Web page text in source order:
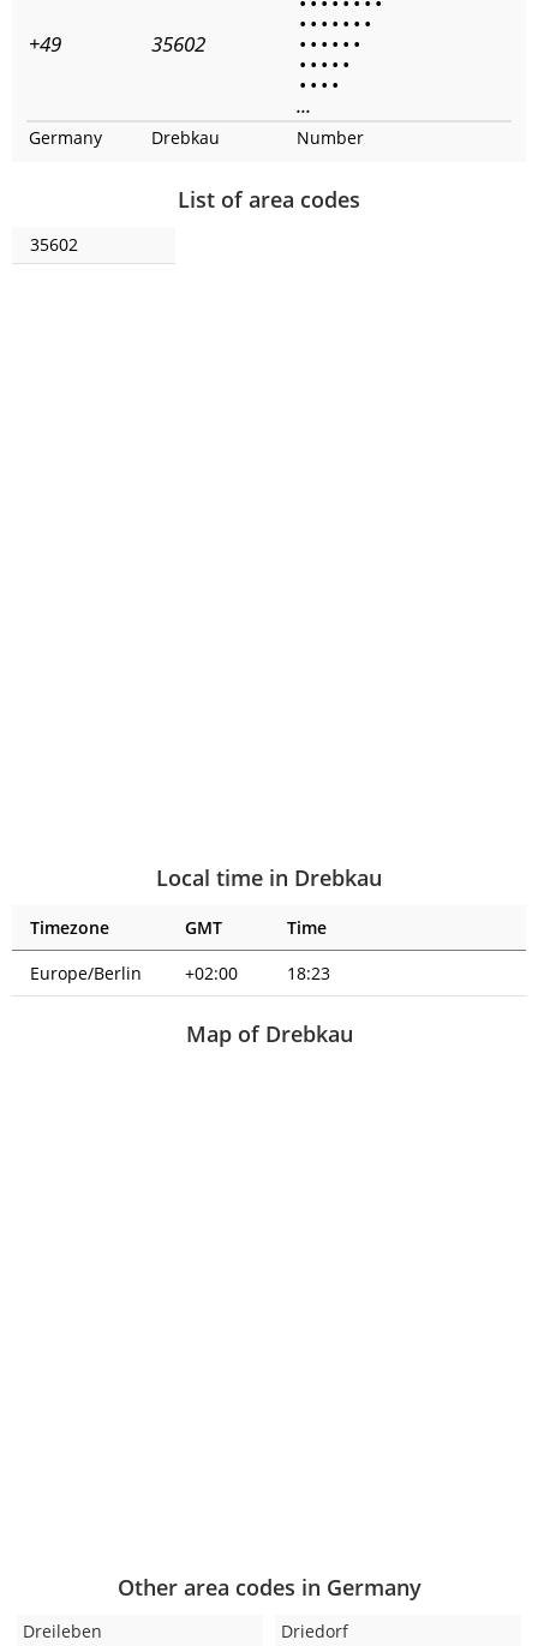
+49 35602
• • • • • • •
• • • • • •
• • • • •
• • • •
...
Germany Drebkau Number
List of area codes
35602
Local time in Drebkau
Timezone GMT
Time
Europe/Berlin
+02:00 18:23
Map of Drebkau
Other area codes in Germany
Dreileben Driedorf